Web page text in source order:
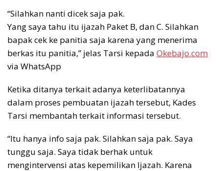
“Silahkan nanti dicek saja pak.
Yang saya tahu itu ijazah Paket B, dan C. Silahkan
bapak cek ke panitia saja karena yang menerima
berkas itu panitia,” jelas Tarsi kepada Okebajo.com
via WhatsApp
Ketika ditanya terkait adanya keterlibatannya
dalam proses pembuatan ijazah tersebut, Kades
Tarsi membantah terkait informasi tersebut.
“Itu hanya info saja pak. Silahkan saja pak. Saya
tunggu saja. Saya tidak berhak untuk
mengintervensi atas kepemilikan Ijazah. Karena